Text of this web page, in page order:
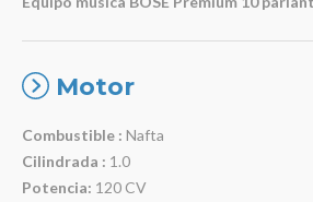
Motor
Combustible : Nafta
Cilindrada : 1.0
Potencia: 120 CV